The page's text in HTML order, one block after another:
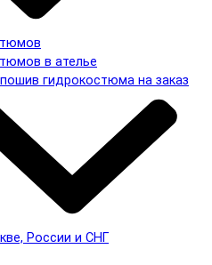
в ателье
гидрокостюма на заказ
России и СНГ